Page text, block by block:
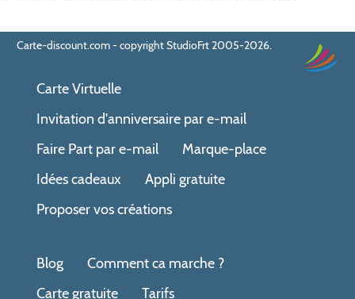
Carte-discount.com - copyright StudioFrt 2005-2026.
Carte Virtuelle
Invitation d'anniversaire par e-mail
Faire Part par e-mail
Marque-place
Idées cadeaux
Appli gratuite
Proposer vos créations
Blog
Comment ca marche ?
Carte gratuite
Tarifs